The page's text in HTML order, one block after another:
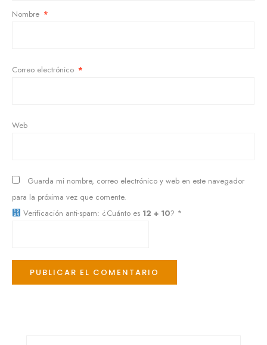
Nombre *
Correo electrónico *
Web
Guarda mi nombre, correo electrónico y web en este navegador
para la próxima vez que comente.
Verificación anti-spam: ¿Cuánto es 12 + 10? *